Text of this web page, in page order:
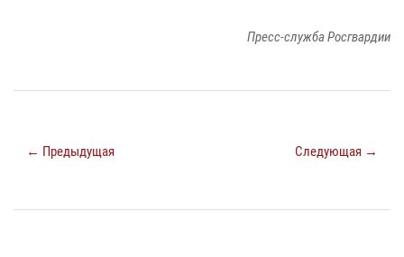
Пресс-служба Росгвардии
← Предыдущая Следующая →